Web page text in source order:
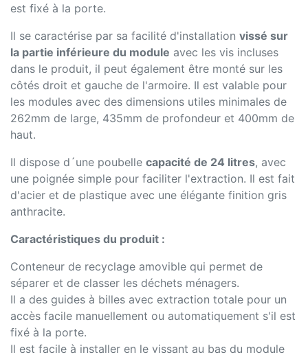
est fixé à la porte.
Il se caractérise par sa facilité d'installation vissé sur
la partie inférieure du module avec les vis incluses
dans le produit, il peut également être monté sur les
côtés droit et gauche de l'armoire. Il est valable pour
les modules avec des dimensions utiles minimales de
262mm de large, 435mm de profondeur et 400mm de
haut.
Il dispose d´une poubelle capacité de 24 litres, avec
une poignée simple pour faciliter l'extraction. Il est fait
d'acier et de plastique avec une élégante finition gris
anthracite.
Caractéristiques du produit :
Conteneur de recyclage amovible qui permet de
séparer et de classer les déchets ménagers.
Il a des guides à billes avec extraction totale pour un
accès facile manuellement ou automatiquement s'il est
fixé à la porte.
Il est facile à installer en le vissant au bas du module